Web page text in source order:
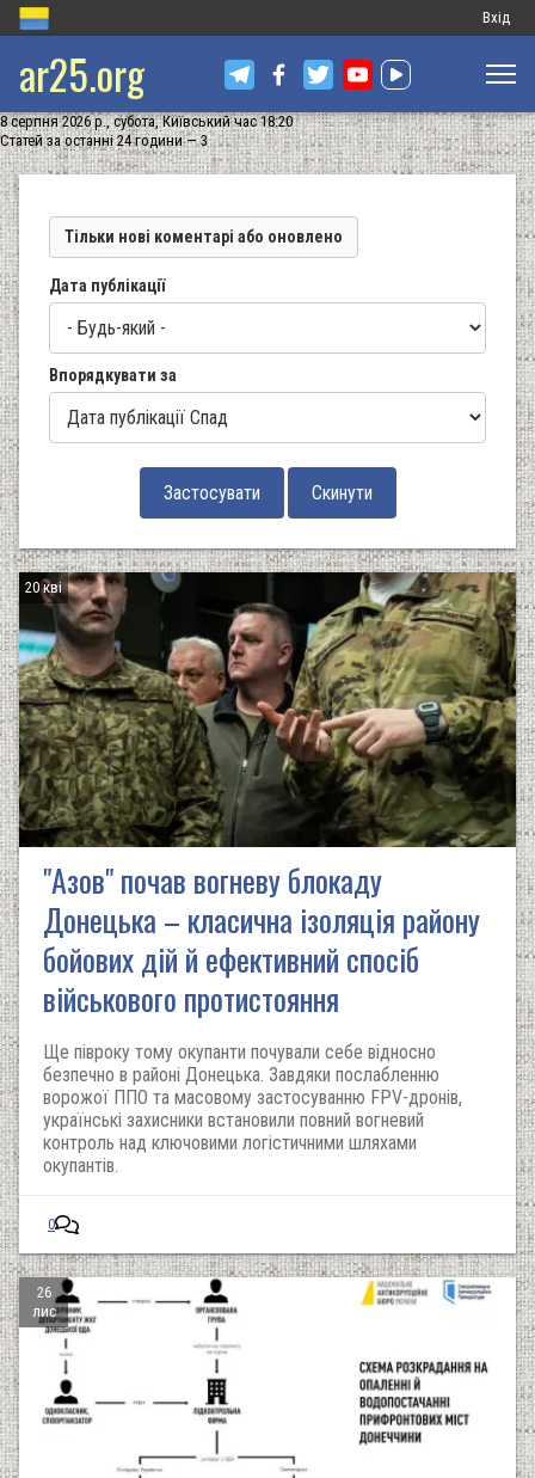
Меню
запису
Вхід
ar25.org
8 серпня 2026 р., субота, Київський час 18:20
Статей за останні 24 години — 3
Тільки нові коментарі або оновлено
Дата публікації
Впорядкувати за
20 кві
"Азов" почав вогневу блокаду
Донецька – класична ізоляція району
бойових дій й ефективний спосіб
військового протистояння
Ще півроку тому окупанти почували себе відносно
безпечно в районі Донецька. Завдяки послабленню
ворожої ППО та масовому застосуванню FPV-дронів,
українські захисники встановили повний вогневий
контроль над ключовими логістичними шляхами
окупантів.
0
26
лис